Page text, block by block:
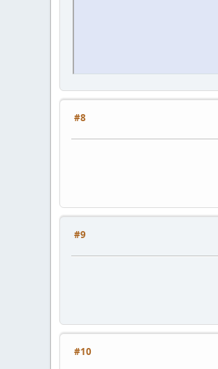
#8
#9
#10